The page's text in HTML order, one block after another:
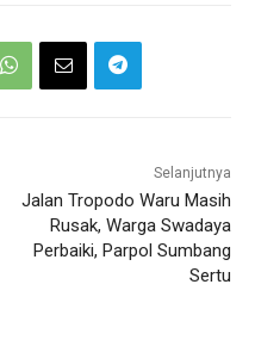
Selanjutnya
Jalan Tropodo Waru Masih
Rusak, Warga Swadaya
Perbaiki, Parpol Sumbang
Sertu